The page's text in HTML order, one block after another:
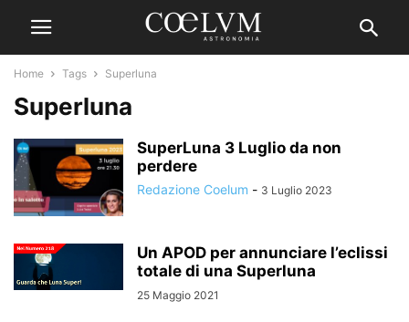
Home Tags Superluna
Superluna
SuperLuna 3 Luglio da non
perdere
Redazione Coelum - 3 Luglio 2023
Un APOD per annunciare l’eclissi
totale di una Superluna
25 Maggio 2021